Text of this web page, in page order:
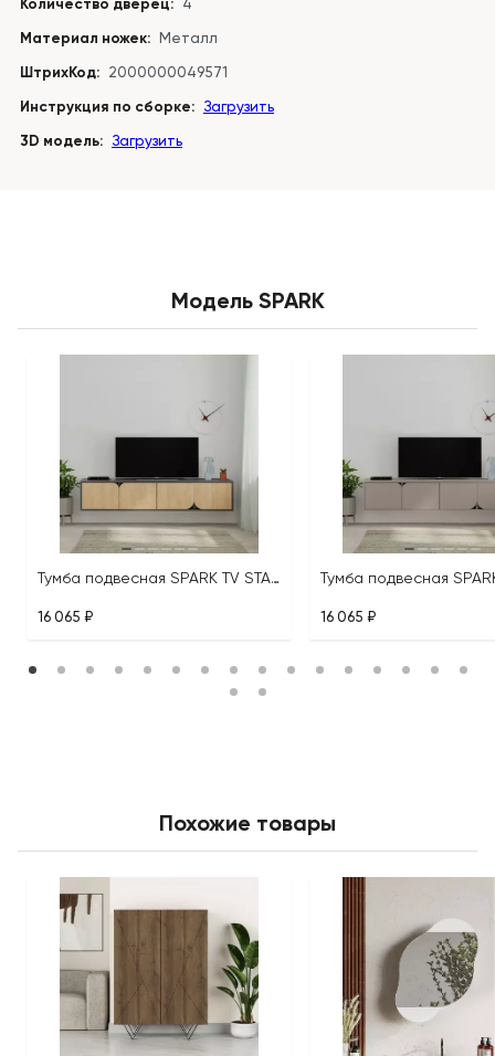
Материал ножек: Металл
ШтрихКод: 2000000049571
Инструкция по сборке: Загрузить
3D модель: Загрузить
Модель SPARK
Тумба подвесная SPARK TV STAND
16 065 ₽ 16 065 ₽
Похожие товары